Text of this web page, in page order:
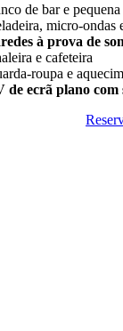
de bar e
micro-ondas
à prova de
e cafeteira
roupa e
de ecrã plano com